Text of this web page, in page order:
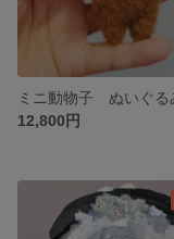
12,800円